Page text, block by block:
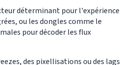
déterminant pour l'expérience
ou les dongles comme le
pour décoder les flux
des pixellisations ou des lags